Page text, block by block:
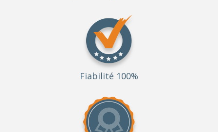
Fiabilité 100%